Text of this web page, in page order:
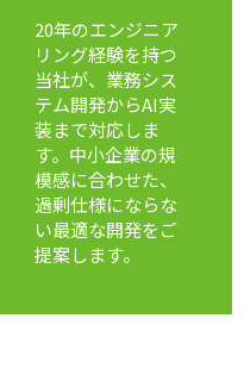
20年のエンジニア
リング経験を持つ
当社が、業務シス
テム開発からAI実
装まで対応しま
す。中小企業の規
模感に合わせた、
過剰仕様にならな
い最適な開発をご
提案します。